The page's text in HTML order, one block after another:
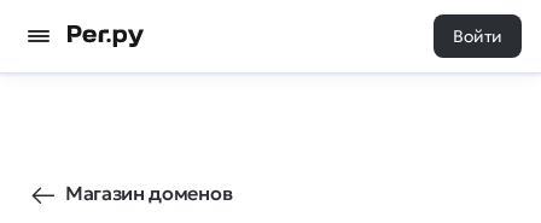
Войти
Магазин доменов
655 0